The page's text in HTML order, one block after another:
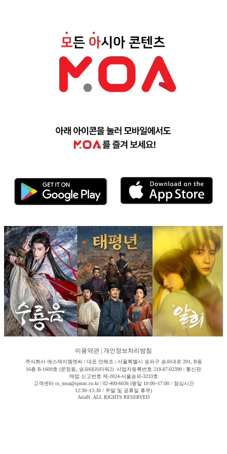
이용약관 개인정보처리방침
주식회사 에스제이엠엔씨 | 대표 안해조 | 서울특별시 송파구 송파대로 201, B동
16층 B-1609호 (문정동, 송파테라타워2) 사업자등록번호 218-87-02390 | 통신판
매업 신고번호 제-2024-서울송파-3233호
고객센터 cs_moa@sjmnc.co.kr | 02-400-6036 (평일 10:00~17:00 / 점심시간
12:30~13:30 / 주말 및 공휴일 휴무)
AsiaN. ALL RIGHTS RESERVED